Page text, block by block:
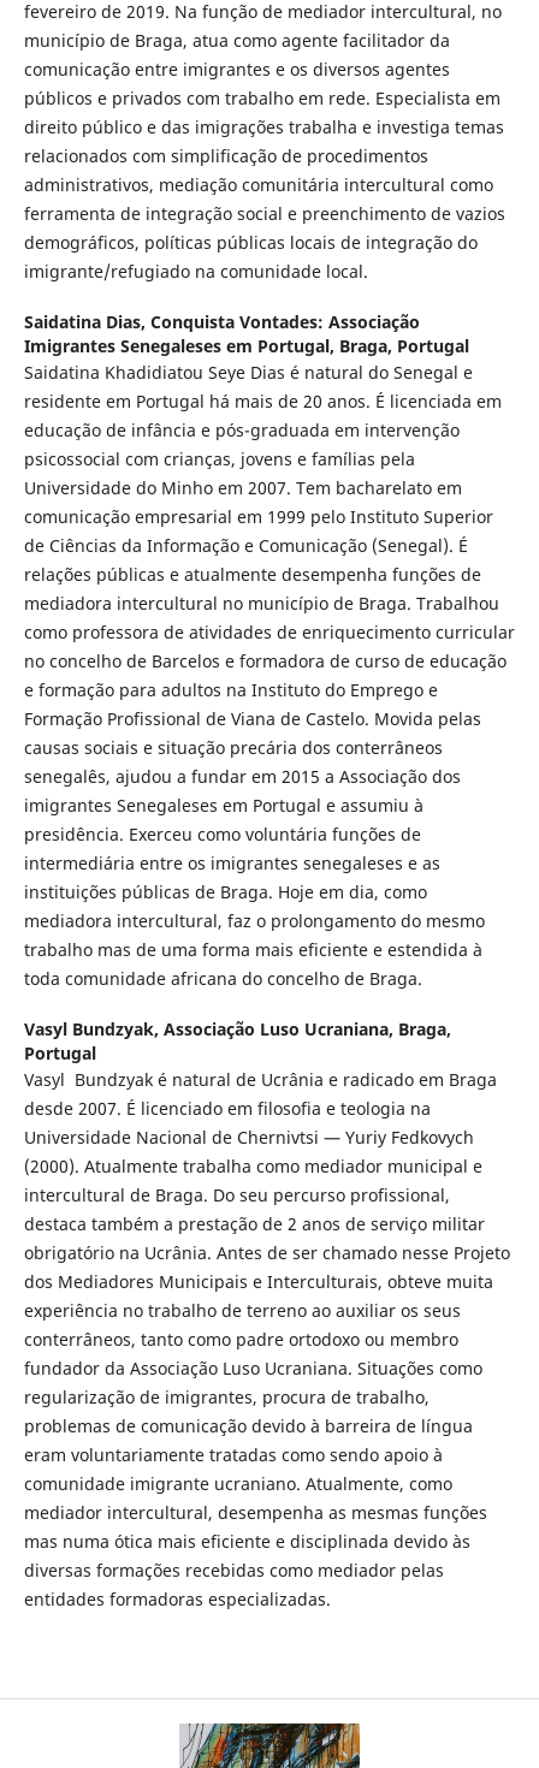
fevereiro de 2019. Na função de mediador intercultural, no
município de Braga, atua como agente facilitador da
comunicação entre imigrantes e os diversos agentes
públicos e privados com trabalho em rede. Especialista em
direito público e das imigrações trabalha e investiga temas
relacionados com simplificação de procedimentos
administrativos, mediação comunitária intercultural como
ferramenta de integração social e preenchimento de vazios
demográficos, políticas públicas locais de integração do
imigrante/refugiado na comunidade local.
Saidatina Dias, Conquista Vontades: Associação
Imigrantes Senegaleses em Portugal, Braga, Portugal
Saidatina Khadidiatou Seye Dias é natural do Senegal e
residente em Portugal há mais de 20 anos. É licenciada em
educação de infância e pós-graduada em intervenção
psicossocial com crianças, jovens e famílias pela
Universidade do Minho em 2007. Tem bacharelato em
comunicação empresarial em 1999 pelo Instituto Superior
de Ciências da Informação e Comunicação (Senegal). É
relações públicas e atualmente desempenha funções de
mediadora intercultural no município de Braga. Trabalhou
como professora de atividades de enriquecimento curricular
no concelho de Barcelos e formadora de curso de educação
e formação para adultos na Instituto do Emprego e
Formação Profissional de Viana de Castelo. Movida pelas
causas sociais e situação precária dos conterrâneos
senegalês, ajudou a fundar em 2015 a Associação dos
imigrantes Senegaleses em Portugal e assumiu à
presidência. Exerceu como voluntária funções de
intermediária entre os imigrantes senegaleses e as
instituições públicas de Braga. Hoje em dia, como
mediadora intercultural, faz o prolongamento do mesmo
trabalho mas de uma forma mais eficiente e estendida à
toda comunidade africana do concelho de Braga.
Vasyl Bundzyak, Associação Luso Ucraniana, Braga,
Portugal
Vasyl Bundzyak é natural de Ucrânia e radicado em Braga
desde 2007. É licenciado em filosofia e teologia na
Universidade Nacional de Chernivtsi — Yuriy Fedkovych
(2000). Atualmente trabalha como mediador municipal e
intercultural de Braga. Do seu percurso profissional,
destaca também a prestação de 2 anos de serviço militar
obrigatório na Ucrânia. Antes de ser chamado nesse Projeto
dos Mediadores Municipais e Interculturais, obteve muita
experiência no trabalho de terreno ao auxiliar os seus
conterrâneos, tanto como padre ortodoxo ou membro
fundador da Associação Luso Ucraniana. Situações como
regularização de imigrantes, procura de trabalho,
problemas de comunicação devido à barreira de língua
eram voluntariamente tratadas como sendo apoio à
comunidade imigrante ucraniano. Atualmente, como
mediador intercultural, desempenha as mesmas funções
mas numa ótica mais eficiente e disciplinada devido às
diversas formações recebidas como mediador pelas
entidades formadoras especializadas.